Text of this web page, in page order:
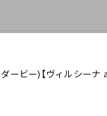
ービー)【ヴィルシーナ